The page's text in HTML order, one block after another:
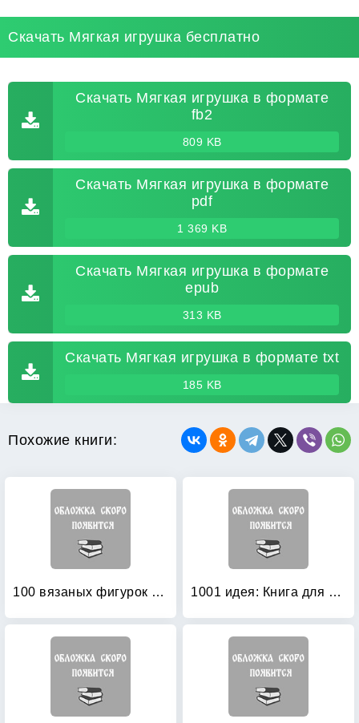
Скачать Мягкая игрушка бесплатно
Скачать Мягкая игрушка в формате
fb2
809 KB
Скачать Мягкая игрушка в формате
pdf
1 369 KB
Скачать Мягкая игрушка в формате
epub
313 KB
Скачать Мягкая игрушка в формате txt
185 KB
Похожие книги:
100 вязаных фигурок и идеи по их использованию 1001 идея: Книга для маленькой принцессы. Волшебное рукоделие